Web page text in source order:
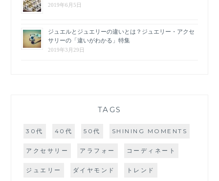
2019年6月5日
ジュエルとジュエリーの違いとは？ジュエリー・アクセ
サリーの「違いがわかる」特集
2019年3月29日
TAGS
30代 40代 50代 SHINING MOMENTS
アクセサリー アラフォー コーディネート
ジュエリー ダイヤモンド トレンド